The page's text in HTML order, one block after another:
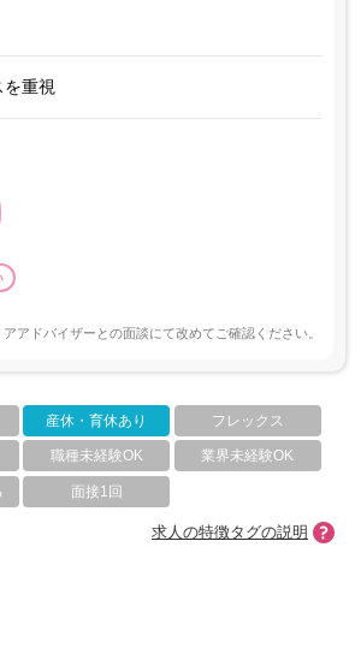
重視
アドバイザーとの面談にて改めてご確認ください。
産休・育休あり フレックス
職種未経験OK 業界未経験OK
面接1回
求人の特徴タグの説明